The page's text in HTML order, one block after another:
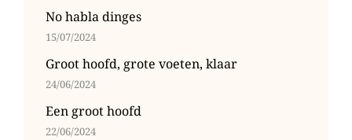
No habla dinges
15/07/2024
Groot hoofd, grote voeten, klaar
24/06/2024
Een groot hoofd
22/06/2024